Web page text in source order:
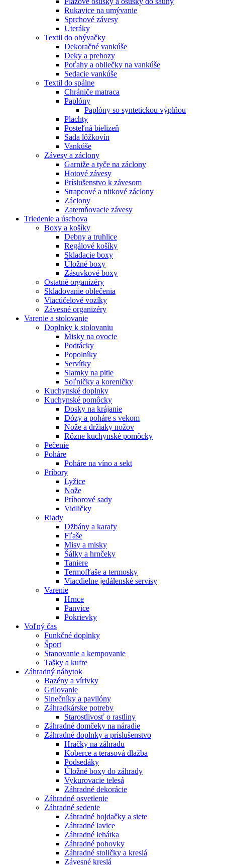
Rukavice na umývanie
Sprchové závesy
Uteráky
Textil do obývačky
Dekoračné vankúše
Deky a prehozy
Poťahy a obliečky na vankúše
Sedacie vankúše
Textil do spálne
Chrániče matraca
Paplóny
Paplóny so syntetickou výplňou
Plachty
Posteľná bielizeň
Sada lôžkovín
Vankúše
Závesy a záclony
Garniže a tyče na záclony
Hotové závesy
Príslušenstvo k závesom
Strapcové a nitkové záclony
Záclony
Zatemňovacie závesy
Triedenie a úschova
Boxy a košíky
Debny a truhlice
Regálové košíky
Skladacie boxy
Úložné boxy
Zásuvkové boxy
Ostatné organizéry
Skladovanie oblečenia
Viacúčelové vozíky
Závesné organizéry
Varenie a stolovanie
Doplnky k stolovaniu
Misky na ovocie
Podtácky
Popolníky
Servítky
Slamky na pitie
Soľničky a koreničky
Kuchynské doplnky
Kuchynské pomôcky
Dosky na krájanie
Dózy a poháre s vekom
Nože a držiaky nožov
Rôzne kuchynské pomôcky
Pečenie
Poháre
Poháre na víno a sekt
Príbory
Lyžice
Nože
Príborové sady
Vidličky
Riady
Džbány a karafy
Fľaše
Misy a misky
Šálky a hrnčeky
Taniere
Termofľaše a termosky
Viacdielne jedálenské servisy
Varenie
Hrnce
Panvice
Pokrievky
Voľný čas
Funkčné doplnky
Šport
Stanovanie a kempovanie
Tašky a kufre
Záhradný nábytok
Bazény a vírivky
Grilovanie
Slnečníky a pavilóny
Záhradkárske potreby
Starostlivosť o rastliny
Záhradné domčeky na náradie
Záhradné doplnky a príslušenstvo
Hračky na záhradu
Koberce a terasová dlažba
Podsedáky
Úložné boxy do záhrady
Vykurovacie telesá
Záhradné dekorácie
Záhradné osvetlenie
Záhradné sedenie
Záhradné hojdačky a siete
Záhradné lavice
Záhradné lehátka
Záhradné pohovky
Záhradné stoličky a kreslá
Závesné kreslá